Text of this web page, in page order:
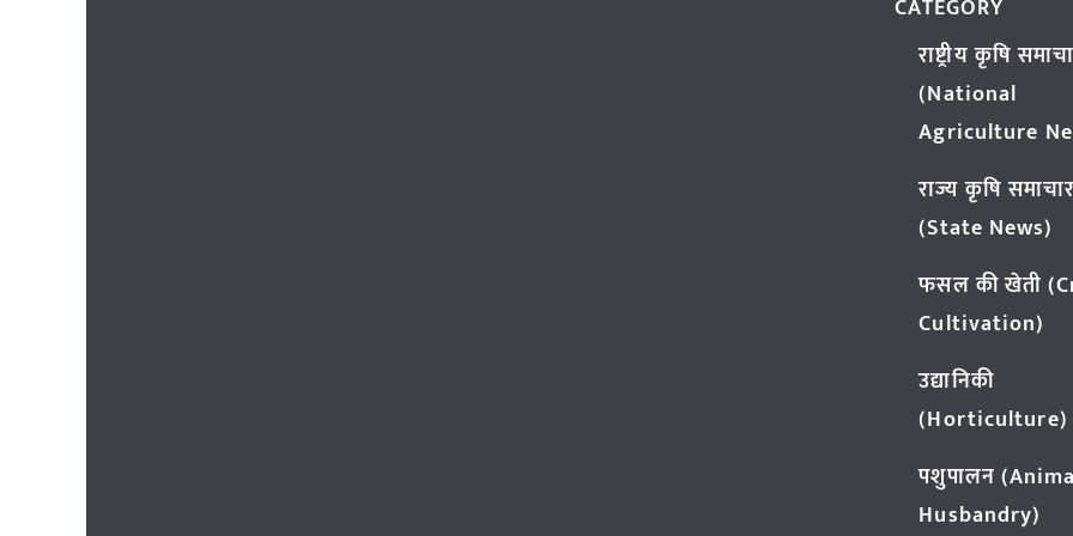
CATEGORY
राष्ट्रीय कृषि
(National
Agriculture
राज्य कृषि समाचार
(State News)
फसल की खेती
Cultivation)
उद्यानिकी
(Horticulture)
पशुपालन
Husbandry)